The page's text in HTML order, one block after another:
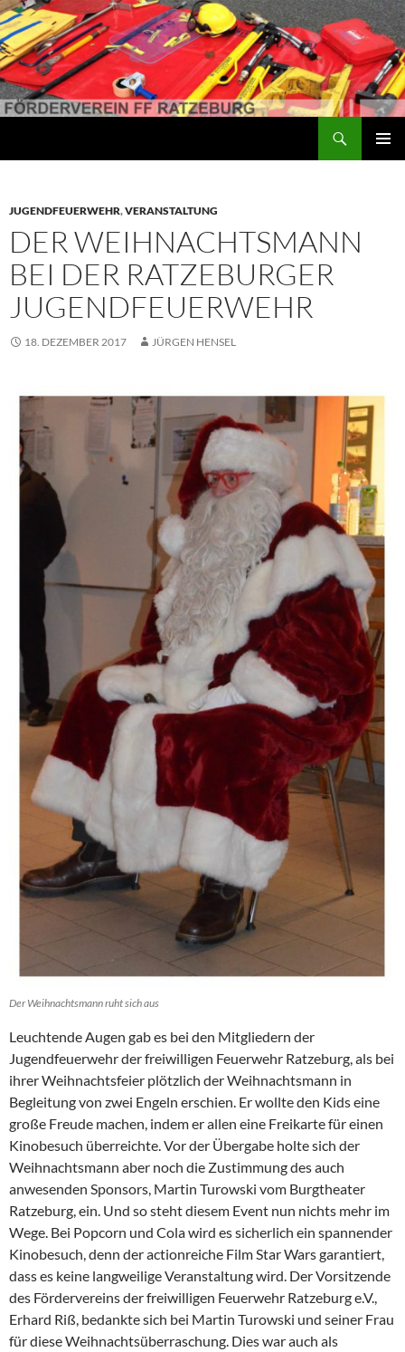
Förderverein der Freiwilligen Feuerwehr Ratzeburg
JUGENDFEUERWEHR,VERANSTALTUNG
DER WEIHNACHTSMANN
BEI DER RATZEBURGER
JUGENDFEUERWEHR
18. DEZEMBER 2017 JÜRGEN HENSEL
Der Weihnachtsmann ruht sich aus
Leuchtende Augen gab es bei den Mitgliedern der
Jugendfeuerwehr der freiwilligen Feuerwehr Ratzeburg, als bei
ihrer Weihnachtsfeier plötzlich der Weihnachtsmann in
Begleitung von zwei Engeln erschien. Er wollte den Kids eine
große Freude machen, indem er allen eine Freikarte für einen
Kinobesuch überreichte. Vor der Übergabe holte sich der
Weihnachtsmann aber noch die Zustimmung des auch
anwesenden Sponsors, Martin Turowski vom Burgtheater
Ratzeburg, ein. Und so steht diesem Event nun nichts mehr im
Wege. Bei Popcorn und Cola wird es sicherlich ein spannender
Kinobesuch, denn der actionreiche Film Star Wars garantiert,
dass es keine langweilige Veranstaltung wird. Der Vorsitzende
des Fördervereins der freiwilligen Feuerwehr Ratzeburg e.V.,
Erhard Riß, bedankte sich bei Martin Turowski und seiner Frau
für diese Weihnachtsüberraschung. Dies war auch als